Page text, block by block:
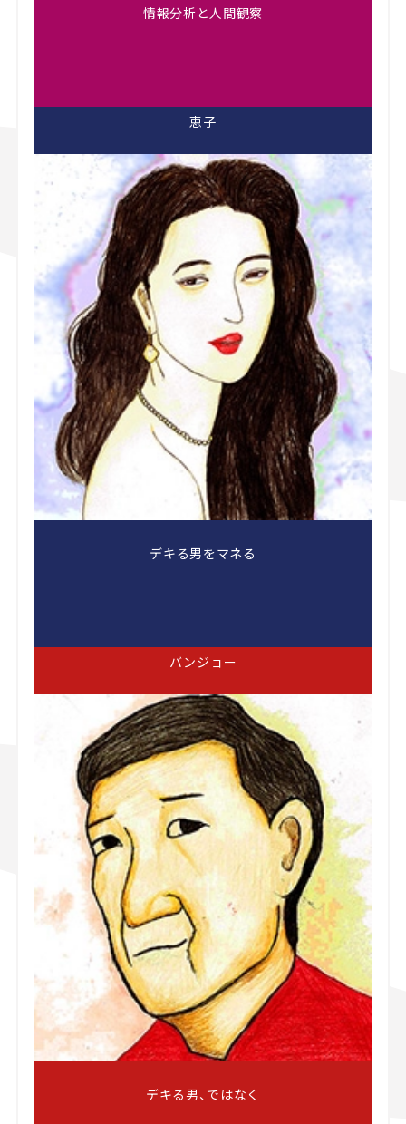
情報分析と人間観察
恵子
デキる男をマネる
バンジョー
デキる男、ではなく